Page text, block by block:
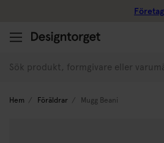
Företagskund
Hem Föräldrar Mugg Beani